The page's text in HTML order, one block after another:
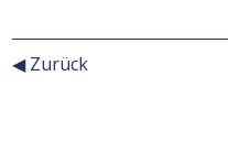
◀ Zurück